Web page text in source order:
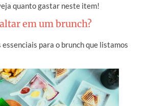
quanto gastar neste item!
em um brunch?
para o brunch que listamos